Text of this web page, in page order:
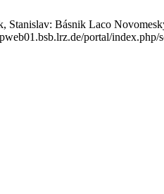
Stanislav: Básnik Laco
portal/